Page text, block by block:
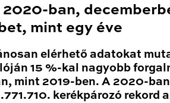
2020-ban,
mint egy éve
elérhető adatokat
15 %-kal nagyobb
mint 2019-ben. A 2020-ban
kerékpározó rekord